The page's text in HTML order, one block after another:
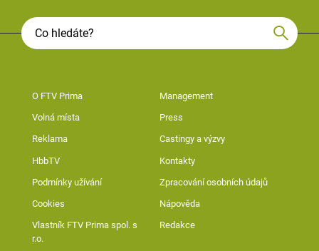
O FTV Prima Management
Volná místa Press
Reklama Castingy a výzvy
HbbTV Kontakty
Podmínky užívání Zpracování osobních údajů
Cookies Nápověda
Vlastník FTV Prima spol. s
r.o.
Redakce